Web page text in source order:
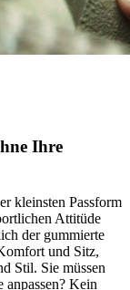
Ihre
kleinsten Passform
Attitüde
der gummierte
und Sitz,
Stil. Sie müssen
anpassen? Kein